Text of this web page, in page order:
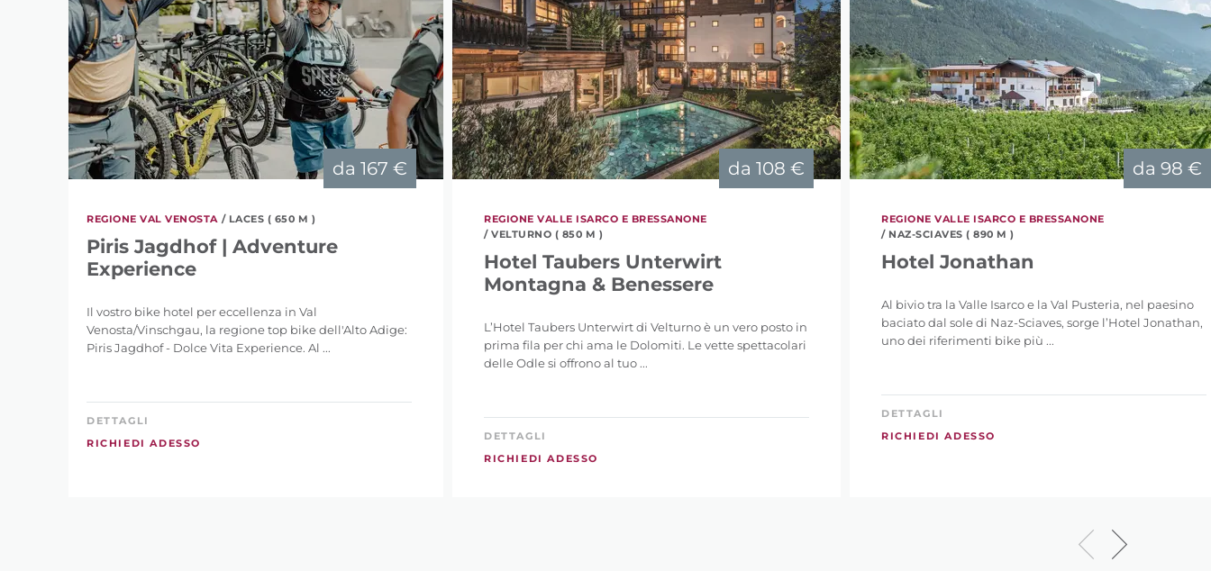
da 167 €
REGIONE VAL VENOSTA / LACES ( 650 M )
Piris Jagdhof | Adventure
Experience
Il vostro bike hotel per eccellenza in Val
Venosta/Vinschgau, la regione top bike dell'Alto Adige:
Piris Jagdhof - Dolce Vita Experience. Al ...
DETTAGLI
RICHIEDI ADESSO
da 108 €
REGIONE VALLE ISARCO E BRESSANONE
/ VELTURNO ( 850 M )
Hotel Taubers Unterwirt
Montagna & Benessere
L’Hotel Taubers Unterwirt di Velturno è un vero posto in
prima fila per chi ama le Dolomiti. Le vette spettacolari
delle Odle si offrono al tuo ...
DETTAGLI
RICHIEDI ADESSO
da 98 €
REGIONE VALLE ISARCO E BRESSANONE
/ NAZ-SCIAVES ( 890 M )
Hotel Jonathan
Al bivio tra la Valle Isarco e la Val Pusteria, nel paesino
baciato dal sole di Naz-Sciaves, sorge l’Hotel Jonathan,
uno dei riferimenti bike più ...
DETTAGLI
RICHIEDI ADESSO